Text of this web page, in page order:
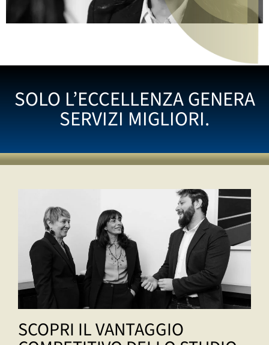
SOLO L’ECCELLENZA GENERA
SERVIZI MIGLIORI.
SCOPRI IL VANTAGGIO